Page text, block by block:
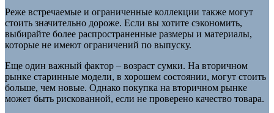
Реже встречаемые и ограниченные коллекции также могут
стоить значительно дороже. Если вы хотите сэкономить,
выбирайте более распространенные размеры и материалы,
которые не имеют ограничений по выпуску.
Еще один важный фактор – возраст сумки. На вторичном
рынке старинные модели, в хорошем состоянии, могут стоить
больше, чем новые. Однако покупка на вторичном рынке
может быть рискованной, если не проверено качество товара.